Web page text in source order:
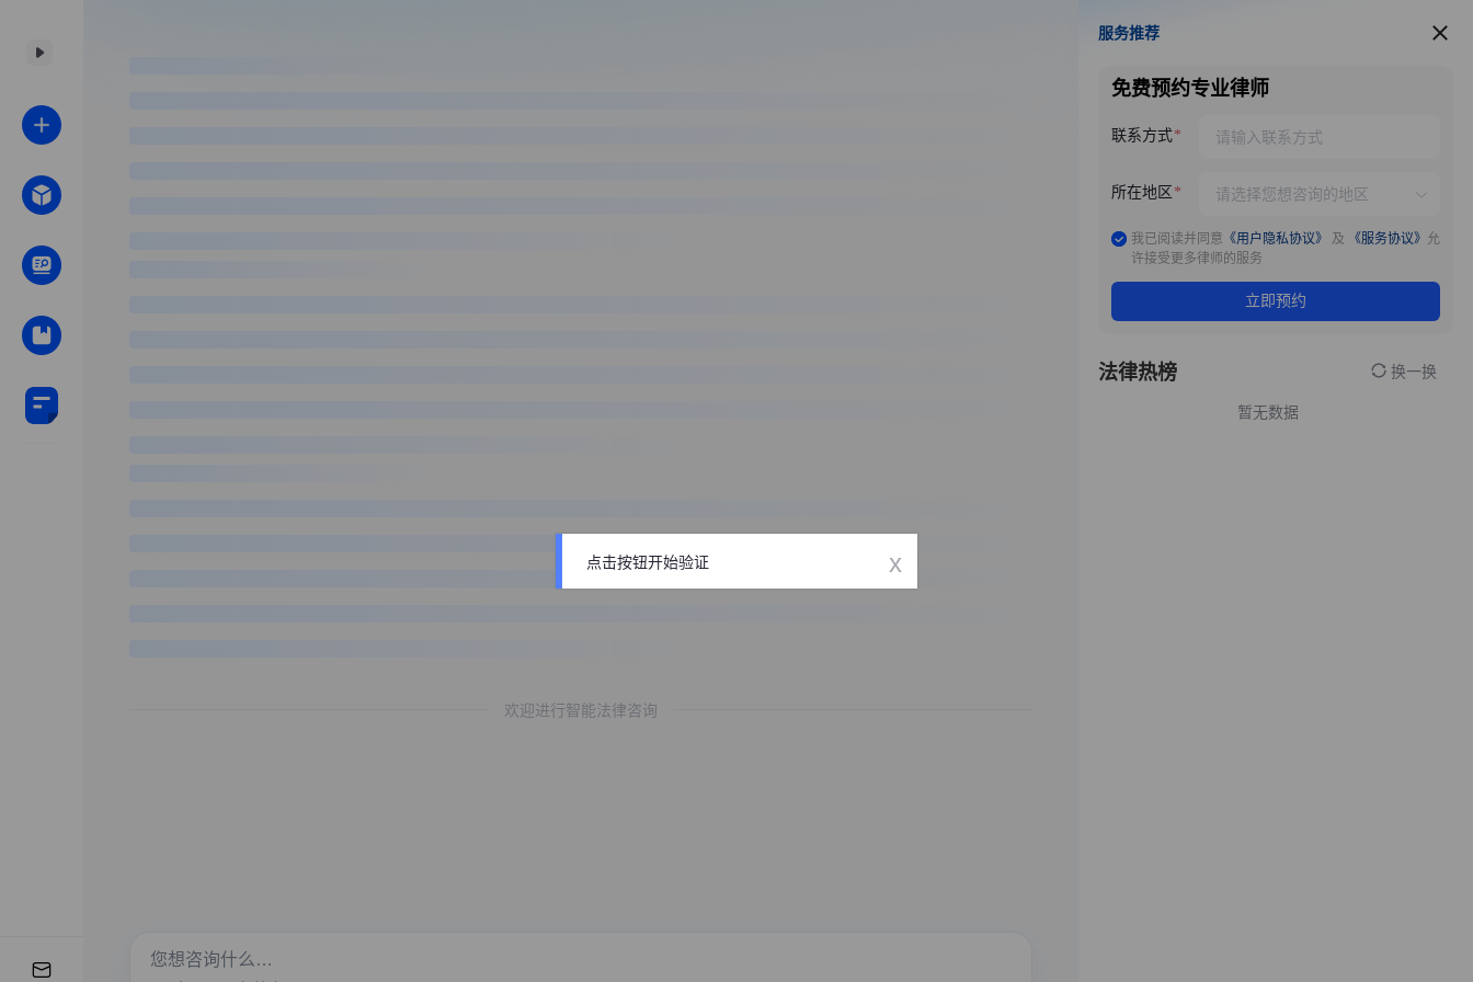
欢迎进行智能法律咨询
服务推荐
服务推荐
免费预约专业律师
联系方式
所在地区
我已阅读并同意 《用户隐私协议》 及 《服务协议》 允
许接受更多律师的服务
立即预约
法律热榜 换一换
暂无数据
点击按钮开始验证 x